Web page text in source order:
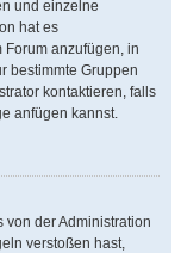
und einzelne
hat es
anzufügen, in
bestimmte Gruppen
kontaktieren, falls
anfügen kannst.
von der Administration
verstoßen hast,